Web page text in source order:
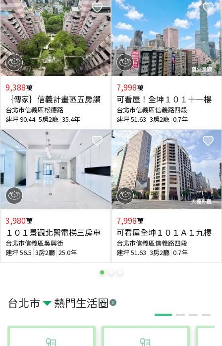
台北市 熱門生活圈
9,388萬
｛傳家｝信義計畫區五房讚
台北市信義區松德路
建坪90.44 5房2廳 35.4年
3,980萬
１０１景觀北醫電梯三房車
台北市信義區吳興街
建坪56.5 3房2廳 25.0年
7,998萬
可看屋！全坤１０１十一樓
台北市信義區信義路四段
建坪51.63 3房2廳 0.7年
7,998萬
可看屋全坤１０１Ａ１九樓
台北市信義區信義路四段
建坪51.63 3房2廳 0.7年